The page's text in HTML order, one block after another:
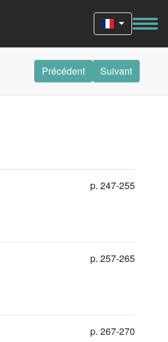
Précédent Suivant
p. 247-255
p. 257-265
p. 267-270